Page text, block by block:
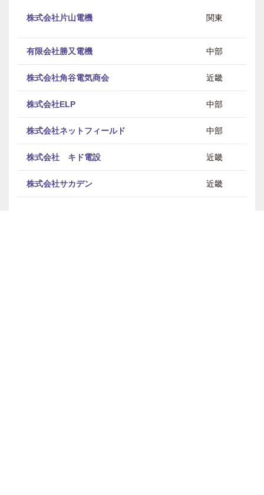
株式会社片山電機 関東
有限会社勝又電機 中部
株式会社角谷電気商会 近畿
株式会社ELP 中部
株式会社ネットフィールド 中部
株式会社 キド電設 近畿
株式会社サカデン 近畿